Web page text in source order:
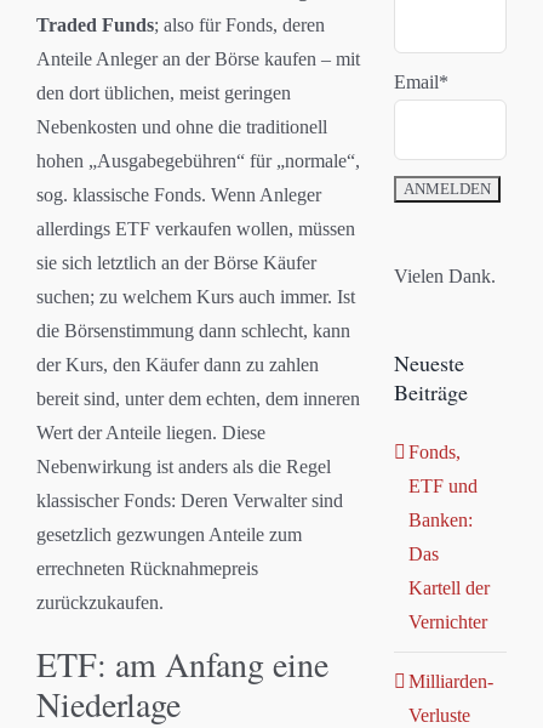
Traded Funds; also für Fonds, deren
Anteile Anleger an der Börse kaufen – mit
den dort üblichen, meist geringen
Nebenkosten und ohne die traditionell
hohen „Ausgabegebühren“ für „normale“,
sog. klassische Fonds. Wenn Anleger
allerdings ETF verkaufen wollen, müssen
sie sich letztlich an der Börse Käufer
suchen; zu welchem Kurs auch immer. Ist
die Börsenstimmung dann schlecht, kann
der Kurs, den Käufer dann zu zahlen
bereit sind, unter dem echten, dem inneren
Wert der Anteile liegen. Diese
Nebenwirkung ist anders als die Regel
klassischer Fonds: Deren Verwalter sind
gesetzlich gezwungen Anteile zum
errechneten Rücknahmepreis
zurückzukaufen.
ETF: am Anfang eine
Niederlage
Email*
Vielen Dank.
Neueste
Beiträge
Fonds,
ETF und
Banken:
Das
Kartell der
Vernichter
Milliarden-
Verluste